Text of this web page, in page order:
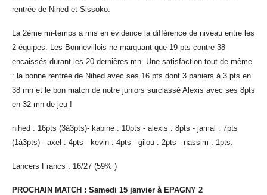
rentrée de Nihed et Sissoko.
La 2ème mi-temps a mis en évidence la différence de niveau entre les
2 équipes. Les Bonnevillois ne marquant que 19 pts contre 38
encaissés durant les 20 dernières mn. Une satisfaction tout de même
: la bonne rentrée de Nihed avec ses 16 pts dont 3 paniers à 3 pts en
38 mn et le bon match de notre juniors surclassé Alexis avec ses 8pts
en 32 mn de jeu !
nihed : 16pts (3à3pts)- kabine : 10pts - alexis : 8pts - jamal : 7pts
(1à3pts) - axel : 4pts - kevin : 4pts - gilou : 2pts - nassim : 1pts.
Lancers Francs : 16/27 (59% )
PROCHAIN MATCH : Samedi 15 janvier à EPAGNY 2